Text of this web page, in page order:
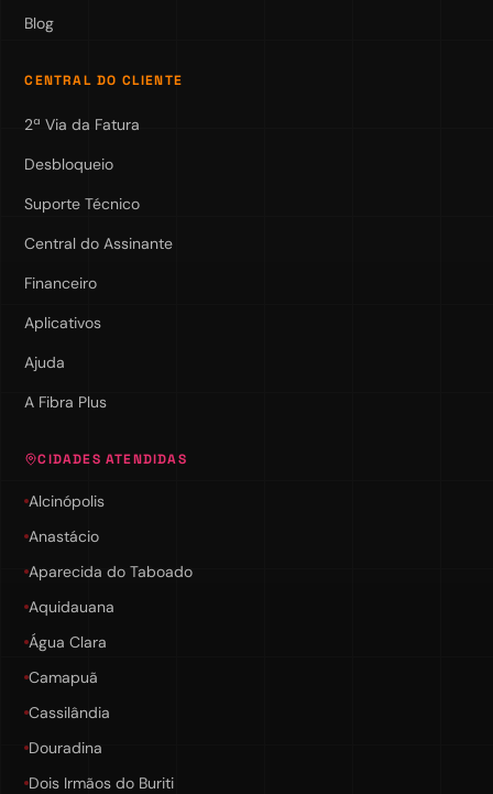
Blog
CENTRAL DO CLIENTE
2ª Via da Fatura
Desbloqueio
Suporte Técnico
Central do Assinante
Financeiro
Aplicativos
Ajuda
A Fibra Plus
CIDADES ATENDIDAS
Alcinópolis
Anastácio
Aparecida do Taboado
Aquidauana
Água Clara
Camapuã
Cassilândia
Douradina
Dois Irmãos do Buriti